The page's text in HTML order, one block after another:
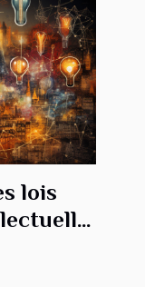
lois